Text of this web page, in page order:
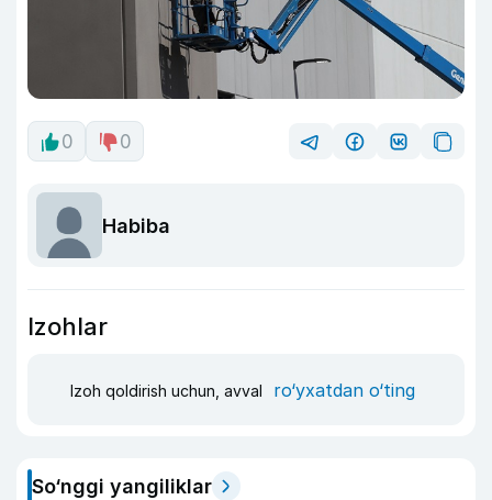
0 0
Habiba
Izohlar
Izoh qoldirish uchun, avval ro‘yxatdan o‘ting
So‘nggi yangiliklar